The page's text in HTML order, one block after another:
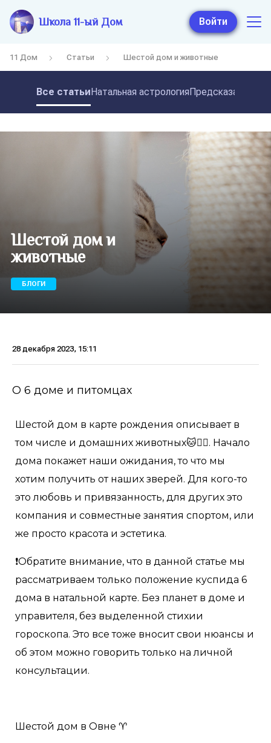
Школа 11-ый Дом Войти
11 Дом Статьи Шестой дом и животные
Все статьиНатальная астрология
Шестой дом и
животные
БЛОГИ
28 декабря 2023, 15:11
О 6 доме и питомцах
Шестой дом в карте рождения описывает в
том числе и домашних животных🐱🐕‍🦺. Начало
дома покажет наши ожидания, то что мы
хотим получить от наших зверей. Для кого-то
это любовь и привязанность, для других это
компания и совместные занятия спортом, или
же просто красота и эстетика.
❗️Обратите внимание, что в данной статье мы
рассматриваем только положение куспида 6
дома в натальной карте. Без планет в доме и
управителя, без выделенной стихии
гороскопа. Это все тоже вносит свои нюансы и
об этом можно говорить только на личной
консультации.
Шестой дом в Овне ♈️